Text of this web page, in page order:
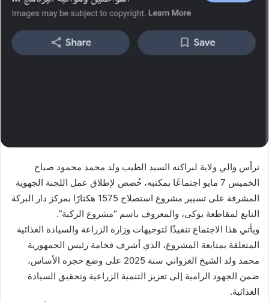
ترأس والي ولاية لبراكنه السيد الطيب ولد محمد محمود صباح
الخميس 7 مايو اجتماعًا بمكتبه، خُصص لإطلاق عمل اللجنة الجهوية
المشرفة على تسيير مشروع استصلاح 1575 هكتارًا بمركز دار البركة
التابع لمقاطعة بوكى، والمعروف باسم “مشروع الركبة”.
ويأتي هذا الاجتماع تنفيذًا لتوجيهات وزارة الزراعة والسيادة الغذائية
المتعلقة بمتابعة المشروع، الذي أشرف فخامة رئيس الجمهورية
محمد ولد الشيخ الغزواني سنة 2025 على وضع حجره الأساس،
ضمن الجهود الرامية إلى تعزيز التنمية الزراعية وتحقيق السيادة
الغذائية.